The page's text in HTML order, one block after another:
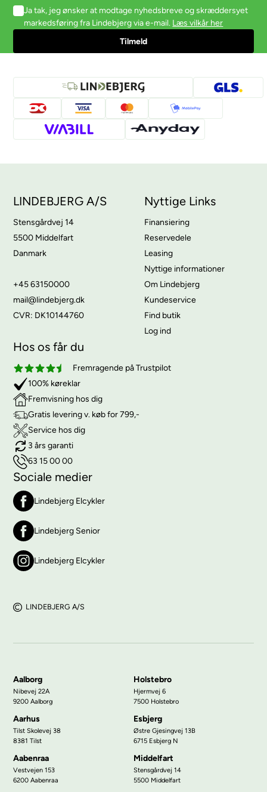
Ja tak, jeg ønsker at modtage nyhedsbreve og skræddersyet
markedsføring fra Lindebjerg via e-mail. Læs vilkår her
LINDEBJERG A/S
Stensgårdvej 14
5500 Middelfart
Danmark
+45 63150000
mail@lindebjerg.dk
CVR: DK10144760
Nyttige Links
Finansiering
Reservedele
Leasing
Nyttige informationer
Om Lindebjerg
Kundeservice
Find butik
Log ind
Hos os får du
Fremragende på Trustpilot
100% køreklar
Fremvisning hos dig
Gratis levering v. køb for 799,-
Service hos dig
3 års garanti
63 15 00 00
Sociale medier
Lindebjerg Elcykler
Lindebjerg Senior
Lindebjerg Elcykler
LINDEBJERG A/S
Aalborg
Nibevej 22A
9200 Aalborg
Holstebro
Hjermvej 6
7500 Holstebro
Aarhus
Tilst Skolevej 38
8381 Tilst
Esbjerg
Østre Gjesingvej 13B
6715 Esbjerg N
Aabenraa
Vestvejen 153
6200 Aabenraa
Middelfart
Stensgårdvej 14
5500 Middelfart